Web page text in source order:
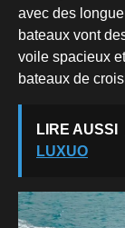
avec des
bateaux vont
voile spacieux
bateaux de
LIRE AUSSI
LUXUO